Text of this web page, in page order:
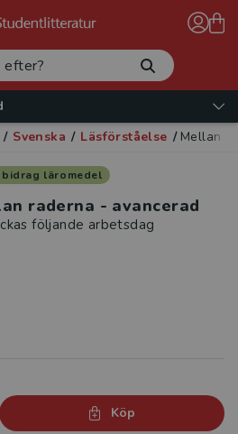
/ Svenska / Läsförståelse / Mellan
läromedel
raderna - avancerad
följande arbetsdag
Köp